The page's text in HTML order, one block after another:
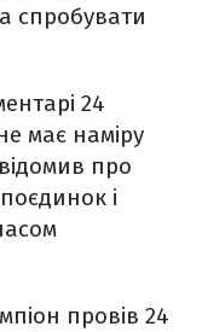
спробувати
24
має наміру
про
і
провів 24